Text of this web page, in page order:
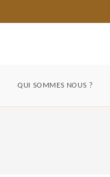
QUI SOMMES NOUS ?